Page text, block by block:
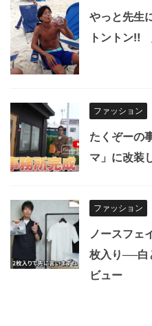
やっと先生
トントン
ファッション
たくぞーの
マ」に改装
ファッション
ノースフェ
枚入り──白
ビュー